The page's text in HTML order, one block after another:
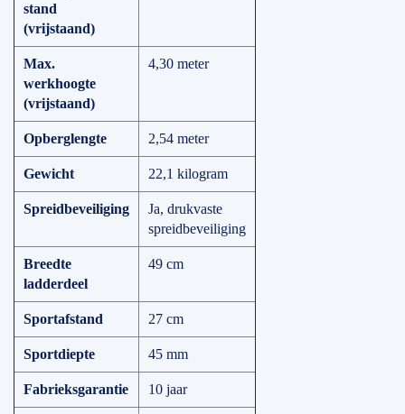
stand
(vrijstaand)
Max.
werkhoogte
(vrijstaand)
4,30 meter
Opberglengte 2,54 meter
Gewicht 22,1 kilogram
Spreidbeveiliging
Ja, drukvaste
spreidbeveiliging
Breedte
ladderdeel
49 cm
Sportafstand 27 cm
Sportdiepte 45 mm
Fabrieksgarantie 10 jaar